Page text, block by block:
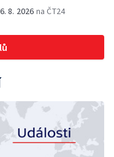
6. 8. 2026 na ČT24